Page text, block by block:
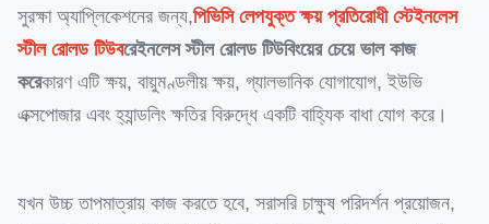
সুরক্ষা অ্যাপ্লিকেশনের জন্য,পিভিসি লেপযুক্ত ক্ষয় প্রতিরোধী স্টেইনলেস
স্টীল রোলড টিউবরেইনলেস স্টীল রোলড টিউবিংয়ের চেয়ে ভাল কাজ
করেকারণ এটি ক্ষয়, বায়ুমণ্ডলীয় ক্ষয়, গ্যালভানিক যোগাযোগ, ইউভি
এক্সপোজার এবং হ্যান্ডলিং ক্ষতির বিরুদ্ধে একটি বাহ্যিক বাধা যোগ করে।
যখন উচ্চ তাপমাত্রায় কাজ করতে হবে, সরাসরি চাক্ষুষ পরিদর্শন প্রয়োজন,